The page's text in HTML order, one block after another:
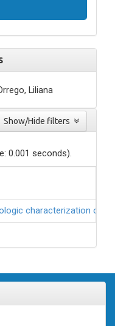
Liliana
0.001 seconds).
characterization of